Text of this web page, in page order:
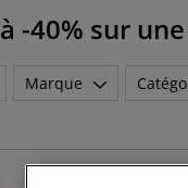
-40% sur
Marque